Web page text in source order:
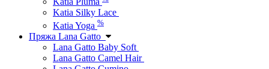
Katia Silky Lace
Katia Yoga %
Пряжа Lana Gatto
Lana Gatto Baby Soft
Lana Gatto Camel Hair